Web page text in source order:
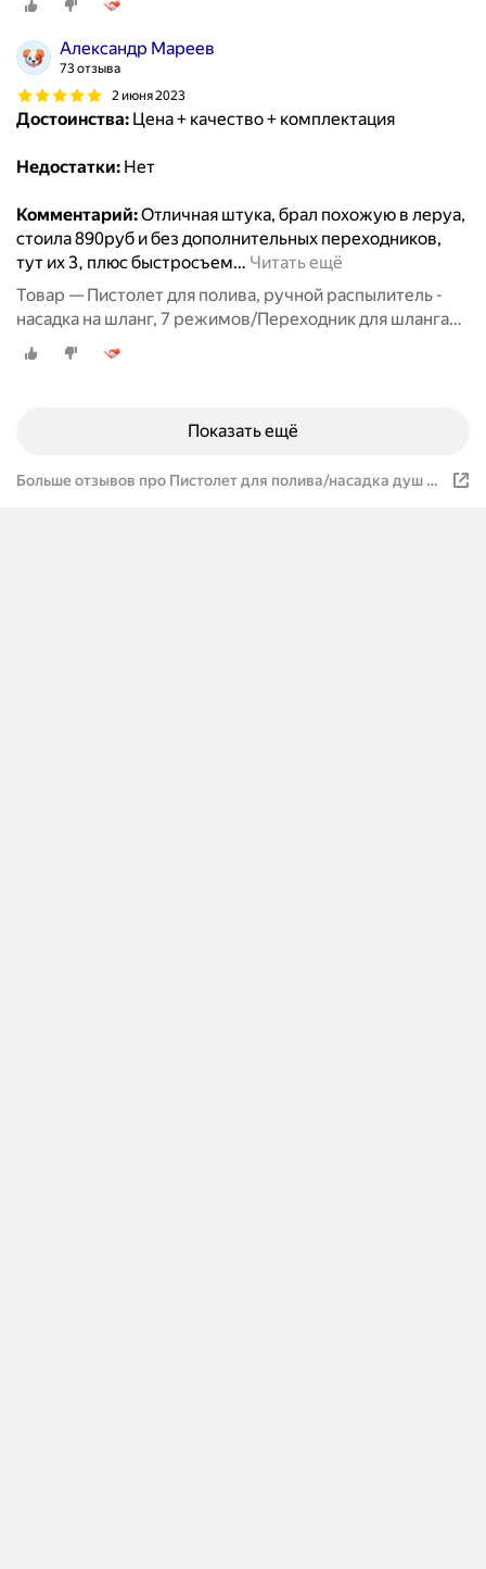
Александр Мареев
73 отзыва
2 июня 2023
Достоинства: Цена + качество + комплектация
Недостатки: Нет
Комментарий:Отличная штука, брал похожую в леруа,
стоила 890руб и без дополнительных переходников,
тут их 3, плюс быстросъем… Читать ещё
Товар — Пистолет для полива, ручной распылитель -
насадка на шланг, 7 режимов/Переходник для шланга
3шт/Полив и орошение сада
Показать ещё
Больше отзывов про Пистолет для полива/насадка душ на